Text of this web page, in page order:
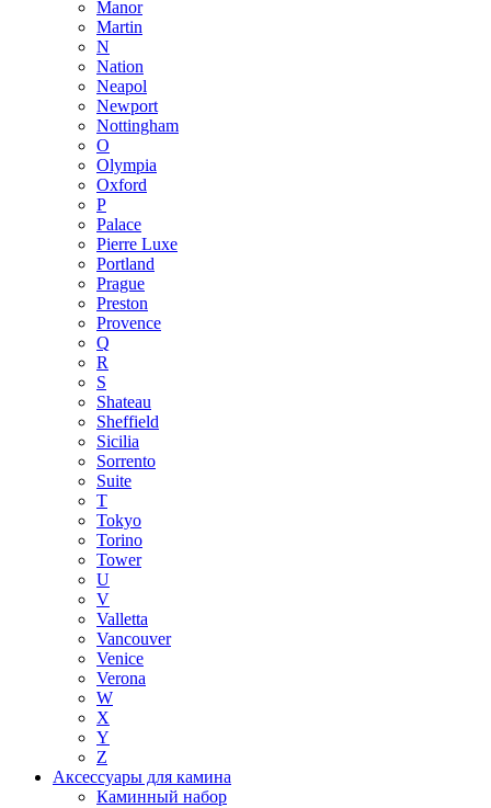
Manor
Martin
N
Nation
Neapol
Newport
Nottingham
O
Olympia
Oxford
P
Palace
Pierre Luxe
Portland
Prague
Preston
Provence
Q
R
S
Shateau
Sheffield
Sicilia
Sorrento
Suite
T
Tokyo
Torino
Tower
U
V
Valletta
Vancouver
Venice
Verona
W
X
Y
Z
Аксессуары для камина
Каминный набор